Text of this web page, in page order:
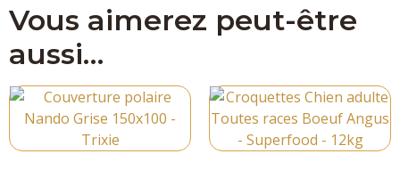
Vous aimerez peut-être
aussi…